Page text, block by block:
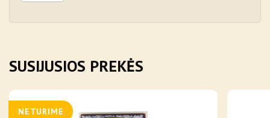
SUSIJUSIOS PREKĖS
NETURIME